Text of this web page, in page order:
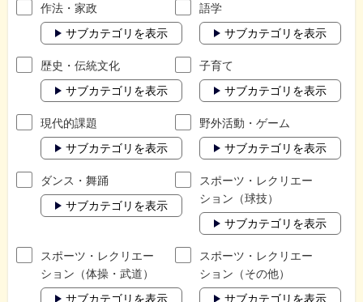
作法・家政
サブカテゴリを表示
語学
サブカテゴリを表示
歴史・伝統文化
サブカテゴリを表示
子育て
サブカテゴリを表示
現代的課題
サブカテゴリを表示
野外活動・ゲーム
サブカテゴリを表示
ダンス・舞踊
サブカテゴリを表示
スポーツ・レクリエー
ション（球技）
サブカテゴリを表示
スポーツ・レクリエー
ション（体操・武道）
サブカテゴリを表示
スポーツ・レクリエー
ション（その他）
サブカテゴリを表示